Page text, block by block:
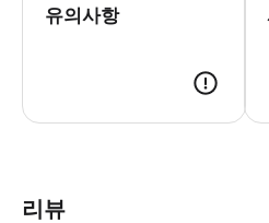
유의사항
리뷰